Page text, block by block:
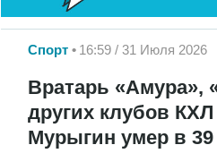
Спорт 16:59 / 31 Июля 2026
Вратарь «Амура»,
других клубов
Мурыгин умер в 39